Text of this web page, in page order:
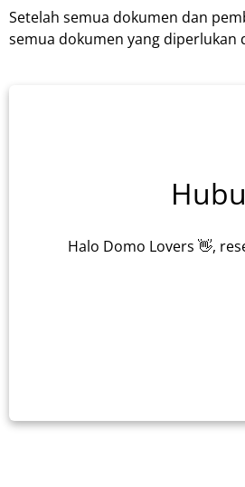
Setelah semua dokumen dan
semua dokumen yang diperlukan
Halo Domo Lovers 👋,